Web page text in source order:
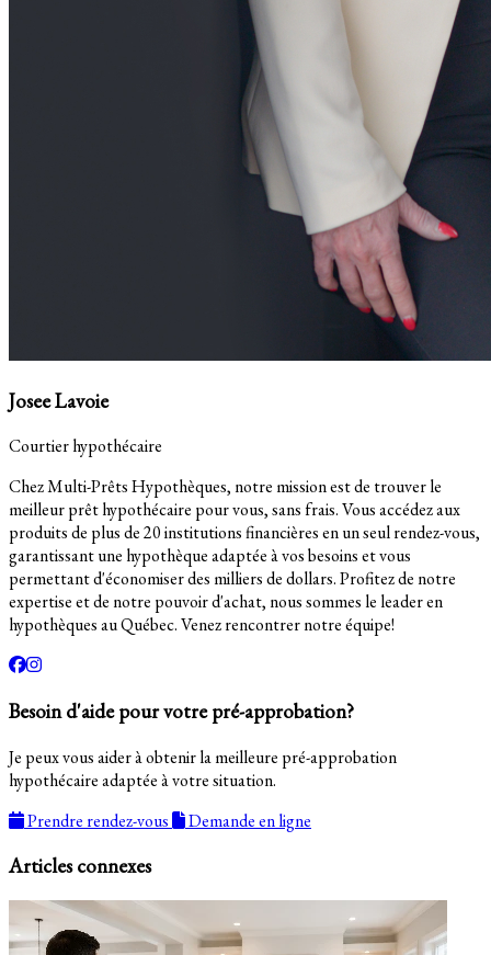
Josee Lavoie
Courtier hypothécaire
Chez Multi-Prêts Hypothèques, notre mission est de trouver le
meilleur prêt hypothécaire pour vous, sans frais. Vous accédez aux
produits de plus de 20 institutions financières en un seul rendez-vous,
garantissant une hypothèque adaptée à vos besoins et vous
permettant d'économiser des milliers de dollars. Profitez de notre
expertise et de notre pouvoir d'achat, nous sommes le leader en
hypothèques au Québec. Venez rencontrer notre équipe!
Besoin d'aide pour votre pré-approbation?
Je peux vous aider à obtenir la meilleure pré-approbation
hypothécaire adaptée à votre situation.
Prendre rendez-vous
Demande en ligne
Articles connexes